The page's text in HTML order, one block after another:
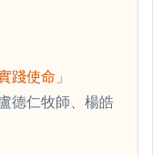
踐使命」
德仁牧師、楊皓